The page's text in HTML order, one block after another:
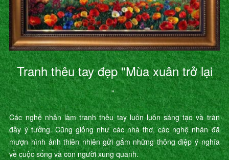
Tranh thêu tay đẹp "Mùa xuân trở lại
"
Các nghệ nhân làm tranh thêu tay luôn luôn sáng tạo và tràn
đầy ý tưởng. Cũng giống như các nhà thơ, các nghệ nhân đã
mượn hình ảnh thiên nhiên gửi gắm những thông điệp ý nghĩa
về cuộc sống và con người xung quanh.